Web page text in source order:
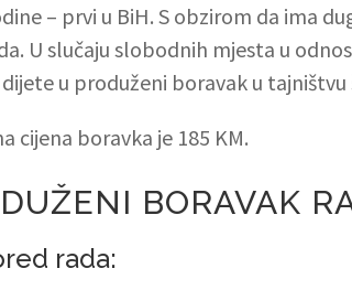
– prvi u BiH. S obzirom da ima
U slučaju slobodnih mjesta u
u produženi boravak u
cijena boravka je 185 KM.
BORAVAK
rada: